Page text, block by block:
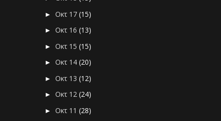
►Οκτ 17(15)
►Οκτ 16(13)
►Οκτ 15(15)
►Οκτ 14(20)
►Οκτ 13(12)
►Οκτ 12(24)
►Οκτ 11(28)